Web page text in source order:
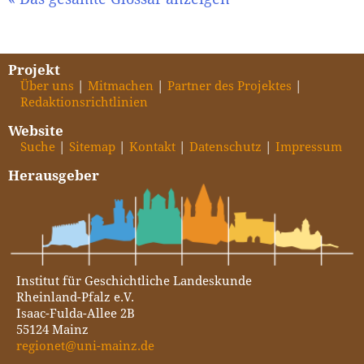
Projekt
Über uns Mitmachen
Partner des Projektes
Redaktionsrichtlinien
Website
Suche Sitemap Kontakt Datenschutz Impressum
Herausgeber
Institut für Geschichtliche Landeskunde
Rheinland-Pfalz e.V.
Isaac-Fulda-Allee 2B
55124 Mainz
regionet@uni-mainz.de